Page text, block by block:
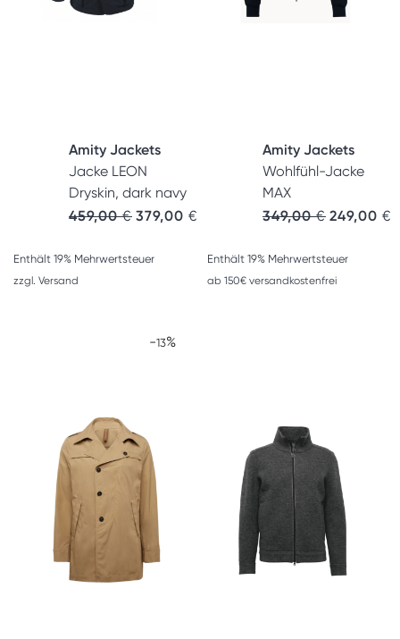
Amity Jackets
Jacke LEON
Dryskin, dark navy
459,00€ 379,00 €
Enthält 19% Mehrwertsteuer
zzgl. Versand
Amity Jackets
Wohlfühl-Jacke
MAX
349,00€ 249,00 €
Enthält 19% Mehrwertsteuer
ab 150€ versandkostenfrei
-13%